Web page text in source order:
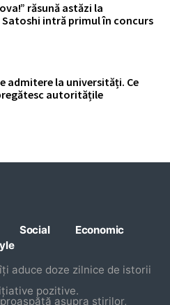
răsună astăzi la
Satoshi intră primul în concurs
admitere la universități. Ce
autoritățile
Social
Economic
aduce doze zilnice de istorii
pozitive.
asupra știrilor,